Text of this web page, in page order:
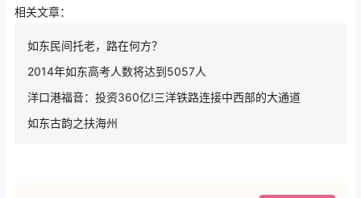
相关文章：
如东民间托老，路在何方？
2014年如东高考人数将达到5057人
洋口港福音：投资360亿!三洋铁路连接中西部的大通道
如东古韵之扶海州